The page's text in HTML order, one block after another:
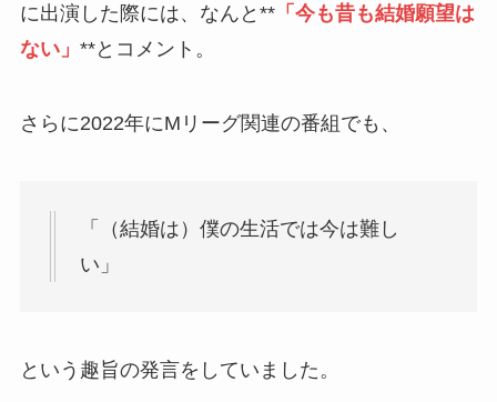
に出演した際には、なんと**「今も昔も結婚願望は
ない」 **とコメント。
さらに2022年にMリーグ関連の番組でも、
「（結婚は）僕の生活では今は難し
い」
という趣旨の発言をしていました。